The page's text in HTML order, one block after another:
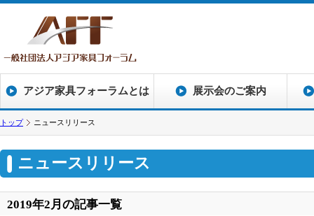
アジア家具フォーラムとは 展示会のご案内
トップ ニュースリリース
ニュースリリース
2019年2月の記事一覧